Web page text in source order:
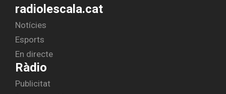
radiolescala.cat
Notícies
Esports
En directe
Ràdio
Publicitat